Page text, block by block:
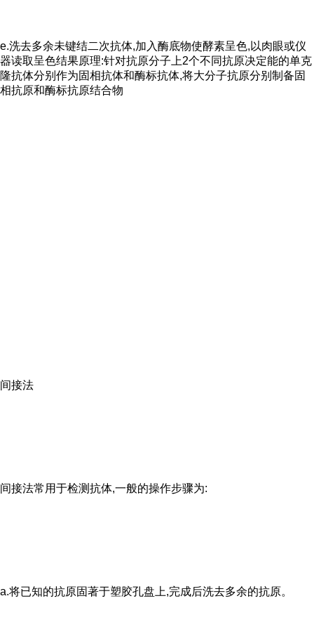
e.洗去多余未键结二次抗体,加入酶底物使酵素呈色,以肉眼或仪
器读取呈色结果原理:针对抗原分子上2个不同抗原决定能的单克
隆抗体分别作为固相抗体和酶标抗体,将大分子抗原分别制备固
相抗原和酶标抗原结合物
间接法
间接法常用于检测抗体,一般的操作步骤为:
a.将已知的抗原固著于塑胶孔盘上,完成后洗去多余的抗原。